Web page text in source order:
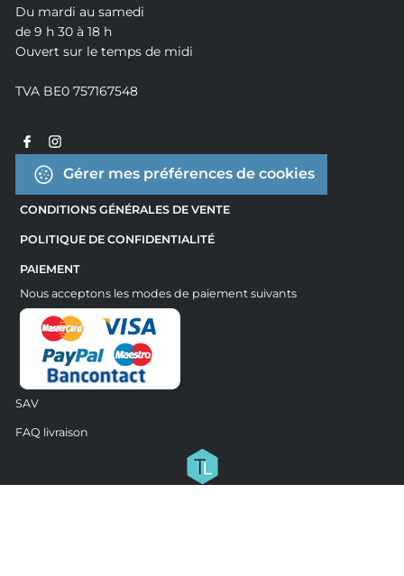
Du mardi au samedi
de 9 h 30 à 18 h
Ouvert sur le temps de midi
TVA BE0 757167548
Gérer mes préférences de cookies
CONDITIONS GÉNÉRALES DE VENTE
POLITIQUE DE CONFIDENTIALITÉ
PAIEMENT
Nous acceptons les modes de paiement suivants
SAV
FAQ livraison